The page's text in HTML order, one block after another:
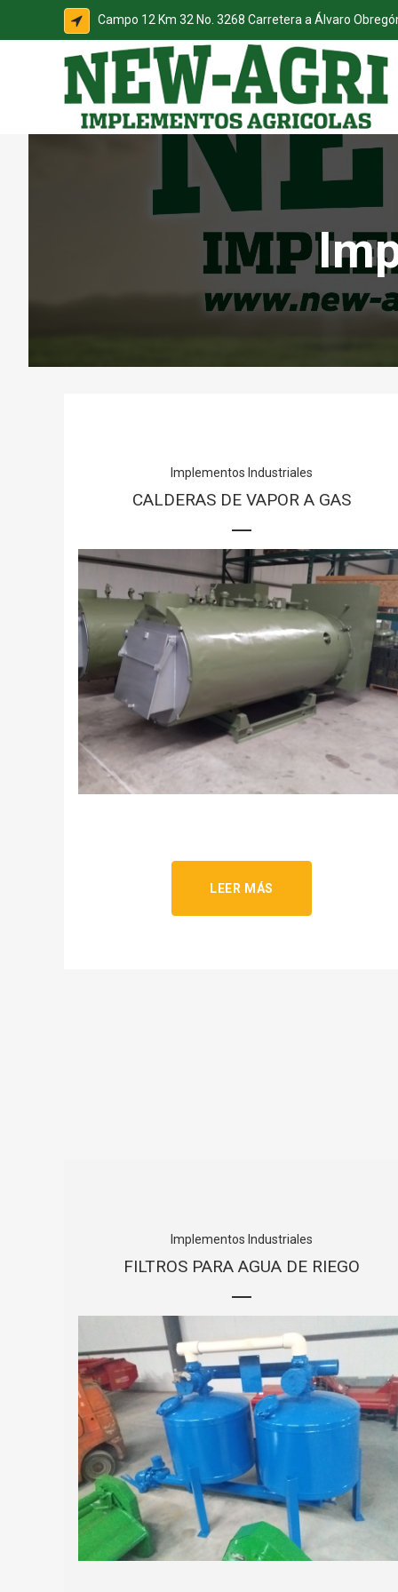
Campo 12 Km 32 No. 3268 Carretera a Álvaro
Implementos Industriales
CALDERAS DE VAPOR A GAS
LEER MÁS
Implementos Industriales
FILTROS PARA AGUA DE RIEGO